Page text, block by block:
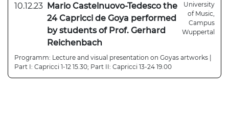
10.12.23 Mario Castelnuovo-Tedesco the
24 Capricci de Goya performed
by students of Prof. Gerhard
Reichenbach
University
of Music,
Campus
Wuppertal
Programm: Lecture and visual presentation on Goyas artworks |
Part I: Capricci 1-12 15.30; Part II: Capricci 13-24 19.00